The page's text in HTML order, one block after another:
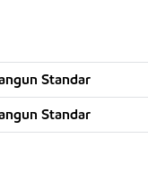
Standar
Standar